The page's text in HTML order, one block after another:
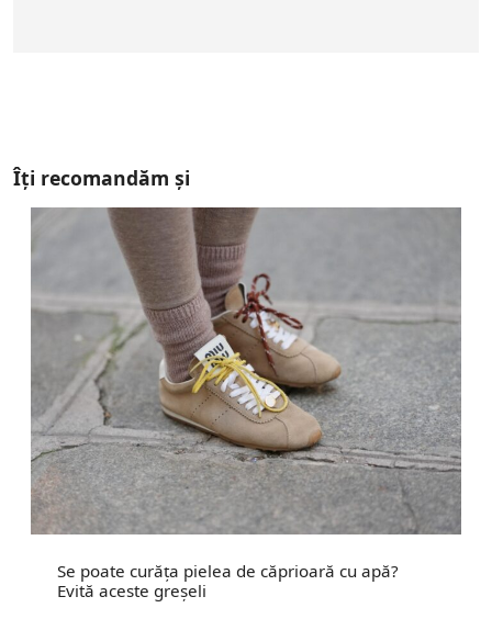
Îți recomandăm și
Se poate curăța pielea de căprioară cu apă?
Evită aceste greșeli